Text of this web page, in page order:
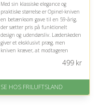
Med sin klassiske elegance og
praktiske størrelse er Opinel-kniven
en betænksom gave til en 59-årig,
der sætter pris på funktionelt
design og udendørsliv. Læderskeden
giver et eksklusivt præg, men
kniven kræver, at modtageren
Gratis fragt
499kr
SE HOS FRILUFTSLAND